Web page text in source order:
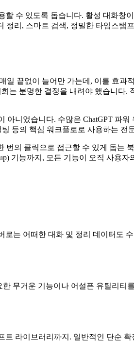
수 있도록 돕습니다. 활성 대화창
리, 스마트 검색, 정밀한 타임스탬
일 끝없이 늘어만 가는데, 이를 효
는 분명한 결정을 내려야 했습니다.
니었습니다. 수많은 ChatGPT 파
등의 핵심 워크플로로 사용하는 전
의 클릭으로 접근할 수 있게 돕는
기능까지, 모든 기능이 오직 사용
는 어떠한 대화 및 정리 데이터도
무거운 기능이나 어설픈 유틸리티
라이브러리까지. 일반적인 단순